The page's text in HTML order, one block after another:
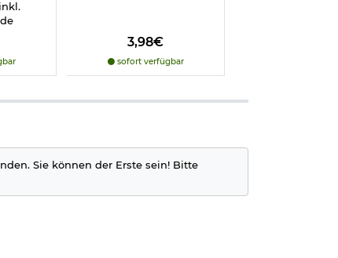
uns einen
3,98€
sofort verfügbar
Sie können der Erste sein! Bitte